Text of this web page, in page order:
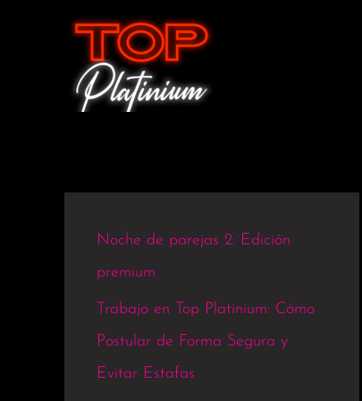
Noche de parejas 2: Edición
premium
Trabajo en Top Platinium: Cómo
Postular de Forma Segura y
Evitar Estafas